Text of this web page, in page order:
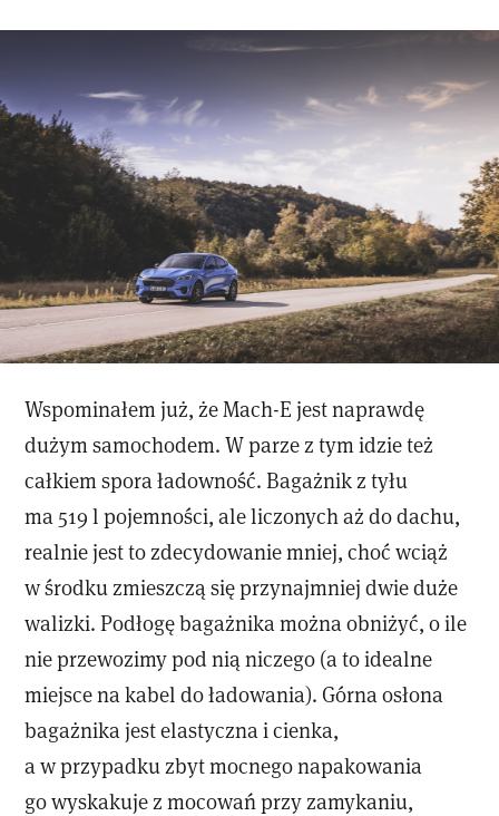
Wspominałem już, że Mach-E jest naprawdę
dużym samochodem. W parze z tym idzie też
całkiem spora ładowność. Bagażnik z tyłu
ma 519 l pojemności, ale liczonych aż do dachu,
realnie jest to zdecydowanie mniej, choć wciąż
w środku zmieszczą się przynajmniej dwie duże
walizki. Podłogę bagażnika można obniżyć, o ile
nie przewozimy pod nią niczego (a to idealne
miejsce na kabel do ładowania). Górna osłona
bagażnika jest elastyczna i cienka,
a w przypadku zbyt mocnego napakowania
go wyskakuje z mocowań przy zamykaniu,